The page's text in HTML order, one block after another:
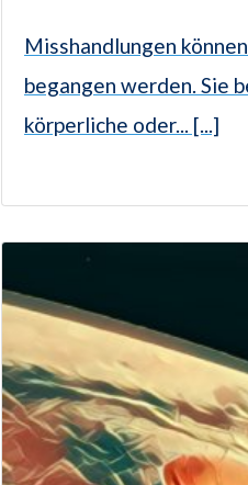
Misshandlungen
begangen werden. Sie
körperliche oder... [...]